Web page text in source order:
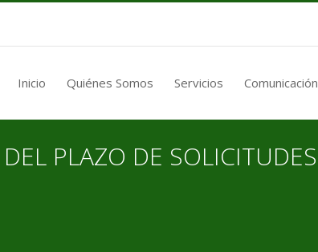
Inicio Quiénes Somos Servicios
PLAZO DE